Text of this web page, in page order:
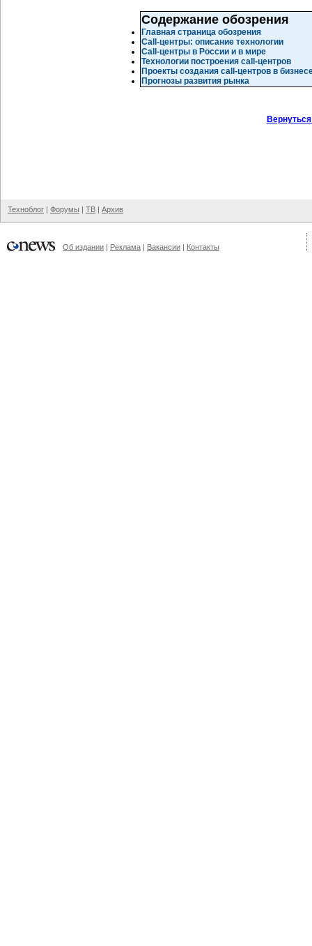
Содержание обозрения
Главная страница обозрения
Call-центры: описание технологии
Call-центры в России и в мире
Технологии построения call-центров
Проекты создания call-центров в
Прогнозы развития рынка
Техноблог | Форумы | ТВ | Архив
Об издании | Реклама | Вакансии | Контакты